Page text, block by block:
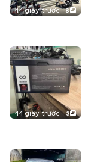
44 giây trước 8
44 giây trước 3